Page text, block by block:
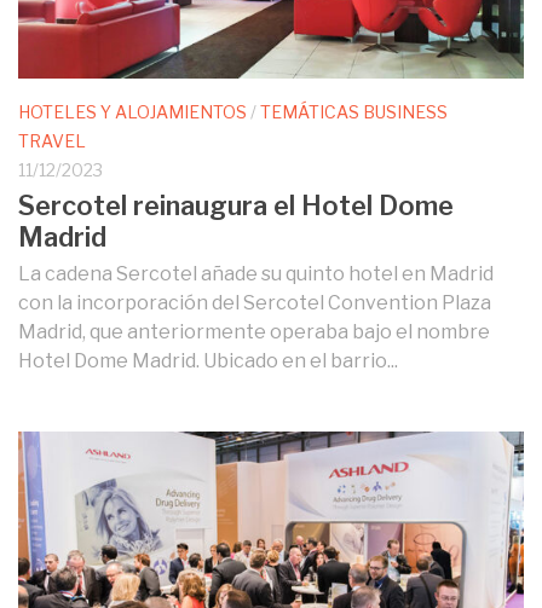
HOTELES Y ALOJAMIENTOS /TEMÁTICAS BUSINESS
TRAVEL
11/12/2023
Sercotel reinaugura el Hotel Dome
Madrid
La cadena Sercotel añade su quinto hotel en Madrid
con la incorporación del Sercotel Convention Plaza
Madrid, que anteriormente operaba bajo el nombre
Hotel Dome Madrid. Ubicado en el barrio...